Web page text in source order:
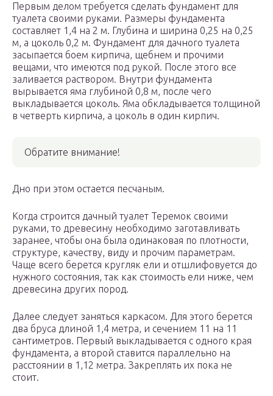
Первым делом требуется сделать фундамент для
туалета своими руками. Размеры фундамента
составляет 1,4 на 2 м. Глубина и ширина 0,25 на 0,25
м, а цоколь 0,2 м. Фундамент для дачного туалета
засыпается боем кирпича, щебнем и прочими
вещами, что имеются под рукой. После этого все
заливается раствором. Внутри фундамента
вырывается яма глубиной 0,8 м, после чего
выкладывается цоколь. Яма обкладывается толщиной
в четверть кирпича, а цоколь в один кирпич.
Обратите внимание!
Дно при этом остается песчаным.
Когда строится дачный туалет Теремок своими
руками, то древесину необходимо заготавливать
заранее, чтобы она была одинаковая по плотности,
структуре, качеству, виду и прочим параметрам.
Чаще всего берется кругляк ели и отшлифовуется до
нужного состояния, так как стоимость ели ниже, чем
древесина других пород.
Далее следует заняться каркасом. Для этого берется
два бруса длиной 1,4 метра, и сечением 11 на 11
сантиметров. Первый выкладывается с одного края
фундамента, а второй ставится параллельно на
расстоянии в 1,12 метра. Закреплять их пока не
стоит.